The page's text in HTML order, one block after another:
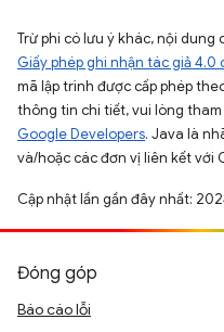
Trừ phi có lưu ý khác, nội
Giấy phép ghi nhận tác giả
mã lập trình được cấp phép
thông tin chi tiết, vui lòng
Google Developers. Java là
và/hoặc các đơn vị liên kết với
Cập nhật lần gần đây nhất:
Đóng góp
Báo cáo lỗi